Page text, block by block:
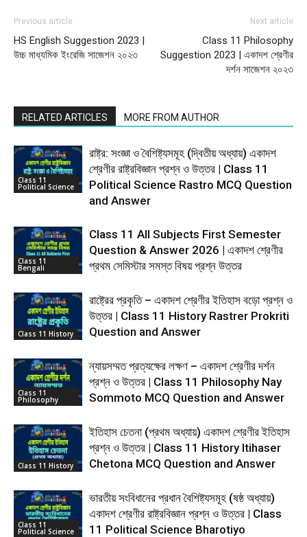
Previous article
HS English Suggestion 2023 |
উচ্চ মাধ্যমিক ইংরেজি সাজেশন ২০২৩
Next article
Class 11 Philosophy
Suggestion 2023 | একাদশ শ্রেণীর
দর্শন সাজেশন ২০২৩
RELATED ARTICLES MORE FROM AUTHOR
Class 11
Political Science
রাষ্ট্র: সংজ্ঞা ও বৈশিষ্ট্যসমূহ (দ্বিতীয় অধ্যায়) একাদশ
শ্রেণীর রাষ্ট্রবিজ্ঞান প্রশ্ন ও উত্তর | Class 11
Political Science Rastro MCQ Question
and Answer
Class 11
Bengali
Class 11 All Subjects First Semester
Question & Answer 2026 | একাদশ শ্রেণীর
প্রথম সেমিস্টার সমস্ত বিষয় প্রশ্ন উত্তর
Class 11 History
রাষ্ট্রের প্রকৃতি – একাদশ শ্রেণীর ইতিহাস বড়ো প্রশ্ন ও
উত্তর | Class 11 History Rastrer Prokriti
Question and Answer
Class 11
Philosophy
ন্যায়সম্মত প্রত্যক্ষের লক্ষণ – একাদশ শ্রেণীর দর্শন
প্রশ্ন ও উত্তর | Class 11 Philosophy Nay
Sommoto MCQ Question and Answer
Class 11 History
ইতিহাস চেতনা (প্রথম অধ্যায়) একাদশ শ্রেণীর ইতিহাস
প্রশ্ন ও উত্তর | Class 11 History Itihaser
Chetona MCQ Question and Answer
Class 11
Political Science
ভারতীয় সংবিধানের প্রধান বৈশিষ্ট্যসমূহ (ষষ্ঠ অধ্যায়)
একাদশ শ্রেণীর রাষ্ট্রবিজ্ঞান প্রশ্ন ও উত্তর | Class
11 Political Science Bharotiyo